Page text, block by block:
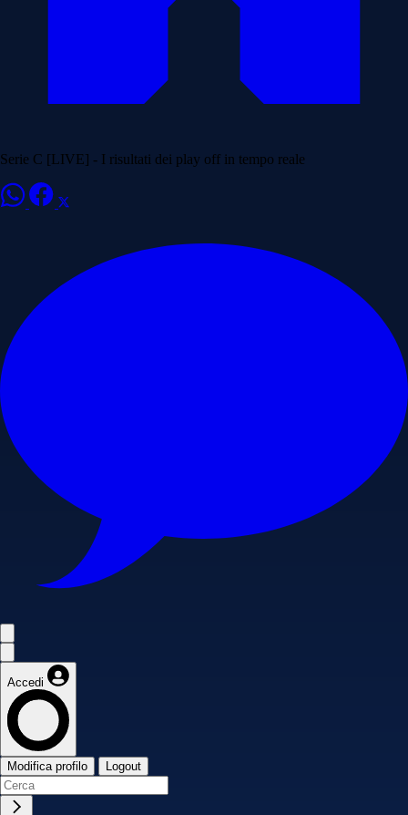
Serie C [LIVE] - I risultati dei play off in tempo reale
Accedi
Modifica profilo Logout